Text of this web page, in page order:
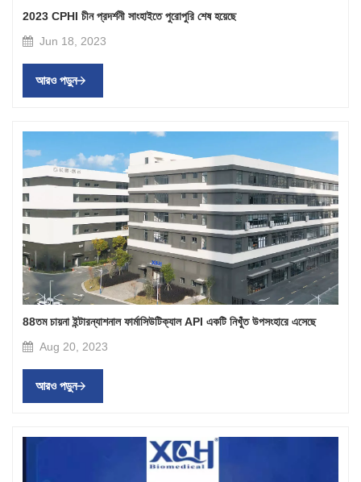
2023 CPHI চীন প্রদর্শনী সাংহাইতে পুরোপুরি শেষ হয়েছে
Jun 18, 2023
আরও পড়ুন
88তম চায়না ইন্টারন্যাশনাল ফার্মাসিউটিক্যাল API একটি নিখুঁত উপসংহারে এসেছে
Aug 20, 2023
আরও পড়ুন